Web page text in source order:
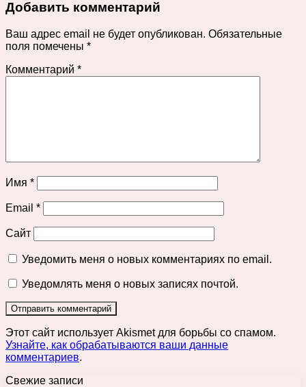
Добавить комментарий
Ваш адрес email не будет опубликован. Обязательные
поля помечены *
Комментарий *
Имя *
Email *
Сайт
Уведомить меня о новых комментариях по email.
Уведомлять меня о новых записях почтой.
Этот сайт использует Akismet для борьбы со спамом.
Узнайте, как обрабатываются ваши данные
комментариев.
Свежие записи